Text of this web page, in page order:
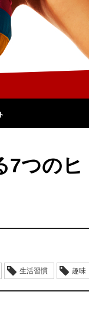
7つのヒ
生活習慣 趣味